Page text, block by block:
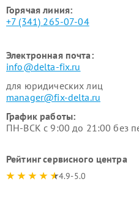
Горячая линия:
+7 (341) 265-07-04
Электронная почта:
info@delta-fix.ru
для юридических лиц
manager@fix-delta.ru
График работы:
ПН-ВСК с 9:00 до 21:00 без
Рейтинг сервисного центра
4.9-5.0